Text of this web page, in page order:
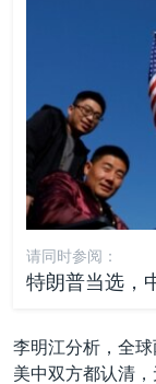
请同时参阅：
特朗普当选，
李明江分析，全
美中双方都认清